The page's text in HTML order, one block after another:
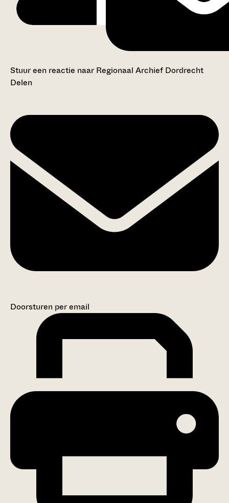
Stuur een reactie naar Regionaal Archief Dordrecht
Delen
Doorsturen per email